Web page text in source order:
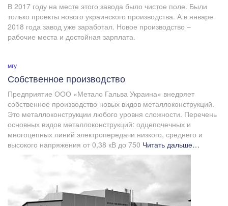
В 2017 году на месте этого завода было чистое поле. Были
только проекты нового украинского производства. А в январе
2018 года завод уже заработал. Новое производство –
рабочие места и достойная зарплата.
мгу
Собственное производство
Предприятие ООО «Метало Гальва Украина» внедряет
собственное производство новых видов металлоконструкций.
Это металлоконструкции любого уровня сложности. Перечень
основных видов металлоконструкций: одцепочечных и
многоцепных линий электропередачи низкого, среднего и
высокого напряжения от 0,38 кВ до 750 Читать дальше…